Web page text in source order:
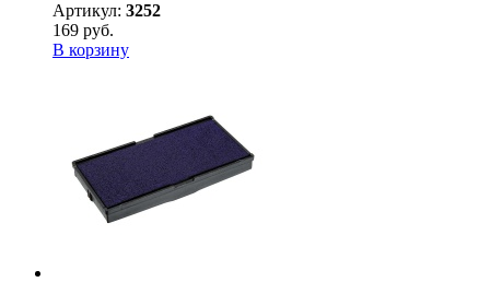
Артикул: 3252
169 руб.
В корзину